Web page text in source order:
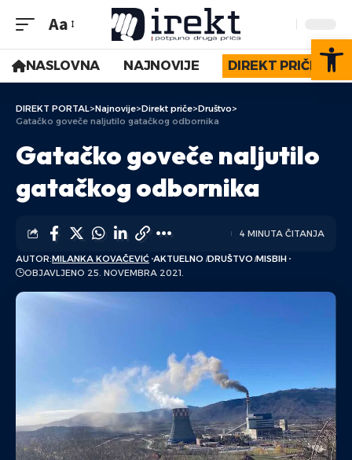
Aa
NASLOVNA NAJNOVIJE DIREKT PRIČE
DIREKT PORTAL>Najnovije>Direkt priče>Društvo>
Gatačko goveče naljutilo gatačkog odbornika
Gatačko goveče naljutilo
gatačkog odbornika
AUTOR:MILANKA KOVAČEVIĆ AKTUELNO DRUŠTVO MISBIH
OBJAVLJENO 25. NOVEMBRA 2021.
4 MINUTA ČITANJA